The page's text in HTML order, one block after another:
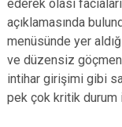
ederek olası
açıklamasında
menüsünde yer
ve düzensiz
intihar girişimi gibi
pek çok kritik durum